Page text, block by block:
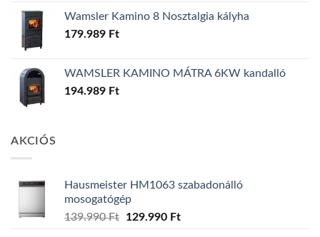
Wamsler Kamino 8 Nosztalgia kályha
179.989 Ft
WAMSLER KAMINO MÁTRA 6KW kandalló
194.989 Ft
AKCIÓS
Hausmeister HM1063 szabadonálló
mosogatógép
139.990Ft
Original
129.990 FtCurrent